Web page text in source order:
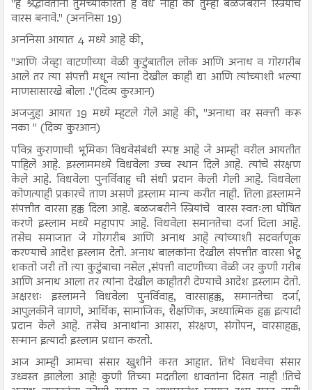
"हे श्रद्धावंतानो तुमच्याकरिता हे वैध नाही की तुम्ही बळजबरीने स्त्रियांचे
वारस बनावे." (अननिसा 19)
अननिसा आयात 4 मध्ये आहे की,
"आणि जेव्हा वाटणीच्या वेळी कुटुंबातील लोक आणि अनाथ व गोरगरीब
आले तर त्या संपत्ती मधून त्यांना देखील काही द्या आणि त्यांच्याशी भल्या
माणसासारखे बोला ."(दिव्य कुरआन)
अजजुहा आयत 19 मध्ये म्हटले गेले आहे की, "अनाथा वर सक्ती करू
नका " (दिव्य कुरआन)
पवित्र कुराणाची भूमिका विधवेसंबंधी स्पष्ट आहे जे आम्ही वरील आयतीत
पाहिले आहे. इस्लाममध्ये विधवेला उच्च स्थान दिले आहे. त्यांचे संरक्षण
केले आहे. विधवेला पुनर्विवाह ची संधी प्रदान केली गेली आहे. विधवेला
कोणत्याही प्रकारचे ताण असणे इस्लाम मान्य करीत नाही. तिला इस्लामने
संपत्तीत वारसा हक्क दिला आहे. बळजबरीने स्त्रियांचे वारस स्वतःला घोषित
करणे इस्लाम मध्ये महापाप आहे. विधवेला समानतेचा दर्जा दिला आहे.
तसेच समाजात जे गोरगरीब आणि अनाथ आहे त्यांच्याशी सदवर्तणूक
करण्याचे आदेश इस्लाम देतो. अनाथ बालकांना देखील संपत्तीत वारसा भेटू
शकतो जरी तो त्या कुटुंबाचा नसेल ,संपत्ती वाटणीच्या वेळी जर कुणी गरीब
आणि अनाथ आला तर त्यांना देखील काहीतरी देण्याचे आदेश इस्लाम देतो.
अक्षरशः इस्लामने विधवेला पुनर्विवाह, वारसाहक्क, समानतेचा दर्जा,
आपुलकीने वागणे, आर्थिक, सामाजिक, शैक्षणिक, अध्यात्मिक हक्क इत्यादी
प्रदान केले आहे. तसेच अनाथांना आसरा, संरक्षण, संगोपन, वारसाहक्क,
सन्मान इत्यादी इस्लाम प्रधान करतो.
आज आम्ही आमचा संसार खुशीने करत आहात. तिथं विधवेचा संसार
उध्वस्त झालेला आहे! कुणी तिच्या मदतीला धावतांना दिसत नाही !तिचे